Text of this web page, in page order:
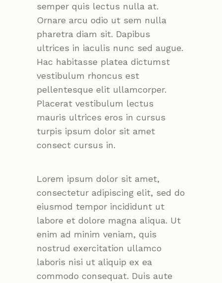
semper quis lectus nulla at.
Ornare arcu odio ut sem nulla
pharetra diam sit. Dapibus
ultrices in iaculis nunc sed augue.
Hac habitasse platea dictumst
vestibulum rhoncus est
pellentesque elit ullamcorper.
Placerat vestibulum lectus
mauris ultrices eros in cursus
turpis ipsum dolor sit amet
consect cursus in.
Lorem ipsum dolor sit amet,
consectetur adipiscing elit, sed do
eiusmod tempor incididunt ut
labore et dolore magna aliqua. Ut
enim ad minim veniam, quis
nostrud exercitation ullamco
laboris nisi ut aliquip ex ea
commodo consequat. Duis aute